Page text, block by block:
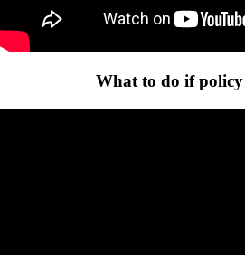
What to do if policy